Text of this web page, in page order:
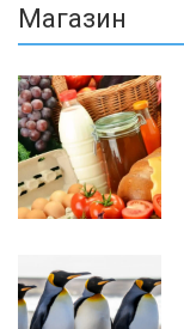
Магазин